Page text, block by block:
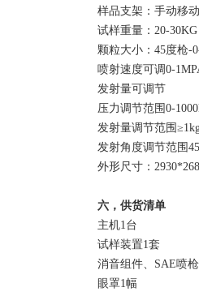
样品支架：手动移
试样重量：20-30KG
颗粒大小：45度枪-
喷射速度可调0-
发射量可调节
压力调节范围0-
发射量调节范围
发射角度调节范围
外形尺寸：
六，供货清单
主机1台
试样装置1套
消音组件、SAE喷
眼罩1幅